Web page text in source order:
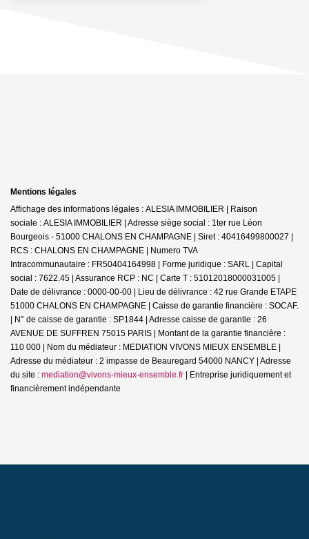
Mentions légales
Affichage des informations légales : ALESIA IMMOBILIER | Raison
sociale : ALESIA IMMOBILIER | Adresse siège social : 1ter rue Léon
Bourgeois - 51000 CHALONS EN CHAMPAGNE | Siret : 40416499800027 |
RCS : CHALONS EN CHAMPAGNE | Numero TVA
Intracommunautaire : FR50404164998 | Forme juridique : SARL | Capital
social : 7622.45 | Assurance RCP : NC | Carte T : 51012018000031005 |
Date de délivrance : 0000-00-00 | Lieu de délivrance : 42 rue Grande ETAPE
51000 CHALONS EN CHAMPAGNE | Caisse de garantie financière : SOCAF.
| N° de caisse de garantie : SP1844 | Adresse caisse de garantie : 26
AVENUE DE SUFFREN 75015 PARIS | Montant de la garantie financière :
110 000 | Nom du médiateur : MEDIATION VIVONS MIEUX ENSEMBLE |
Adresse du médiateur : 2 impasse de Beauregard 54000 NANCY | Adresse
du site : mediation@vivons-mieux-ensemble.fr | Entreprise juridiquement et
financièrement indépendante